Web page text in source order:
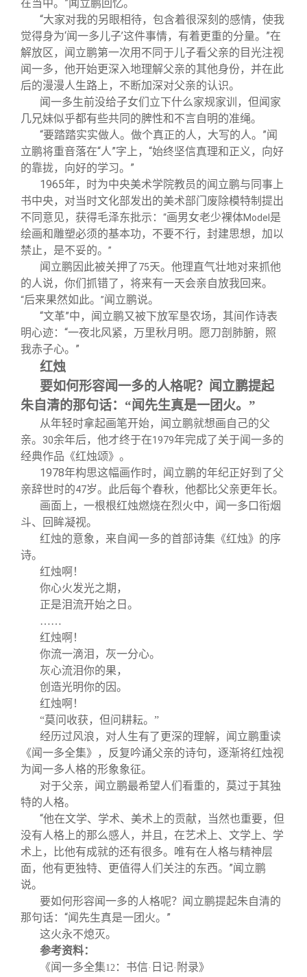
在当中。”闻立鹏回忆。
“大家对我的另眼相待，包含着很深刻的感情，使我
觉得身为‘闻一多儿子’这件事情，有着更重的分量。”在
解放区，闻立鹏第一次用不同于儿子看父亲的目光注视
闻一多，他开始更深入地理解父亲的其他身份，并在此
后的漫漫人生路上，不断加深对父亲的认识。
闻一多生前没给子女们立下什么家规家训，但闻家
几兄妹似乎都有些共同的脾性和不言自明的准绳。
“要踏踏实实做人。做个真正的人，大写的人。”闻
立鹏将重音落在“人”字上，“始终坚信真理和正义，向好
的靠拢，向好的学习。”
1965年，时为中央美术学院教员的闻立鹏与同事上
书中央，对当时文化部发出的美术部门废除模特制提出
不同意见，获得毛泽东批示： “画男女老少裸体Model是
绘画和雕塑必须的基本功，不要不行，封建思想，加以
禁止，是不妥的。 ”
闻立鹏因此被关押了75天。他理直气壮地对来抓他
的人说，你们抓错了，将来有一天会亲自放我回来。
“后来果然如此。 ”闻立鹏说。
“文革”中，闻立鹏又被下放军垦农场，其间作诗表
明心迹：“一夜北风紧，万里秋月明。愿刀剖肺腑，照
我赤子心。”
红烛
要如何形容闻一多的人格呢？闻立鹏提起
朱自清的那句话：“闻先生真是一团火。”
从年轻时拿起画笔开始，闻立鹏就想画自己的父
亲。
30余年后，他才终于在1979年完成了关于闻一多的
经典作品《红烛颂》。
1978年构思这幅画作时，闻立鹏的年纪正好到了父
亲辞世时的47岁。此后每个春秋，他都比父亲更年长。
画面上，一根根红烛燃烧在烈火中，闻一多口衔烟
斗、回眸凝视。
红烛的意象，来自闻一多的首部诗集《红烛》的序
诗。
红烛啊！
你心火发光之期，
正是泪流开始之日。
……
红烛啊！
你流一滴泪，灰一分心。
灰心流泪你的果，
创造光明你的因。
红烛啊！
“莫问收获，但问耕耘。”
经历过风浪，对人生有了更深的理解，闻立鹏重读
《闻一多全集》，反复吟诵父亲的诗句，逐渐将红烛视
为闻一多人格的形象象征。
对于父亲，闻立鹏最希望人们看重的，莫过于其独
特的人格。
“他在文学、学术、美术上的贡献，当然也重要，但
没有人格上的那么感人，并且，在艺术上、文学上、学
术上，比他有成就的还有很多。唯有在人格与精神层
面，他有更独特、更值得人们关注的东西。”闻立鹏
说。
要如何形容闻一多的人格呢？闻立鹏提起朱自清的
那句话：“闻先生真是一团火。”
这火永不熄灭。
参考资料：
《闻一多全集12 ：书信· 日记· 附录》